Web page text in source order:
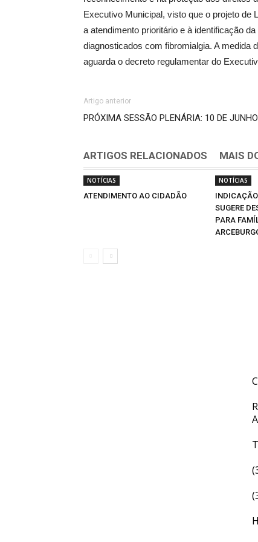
Executivo Municipal, visto que o projeto de
a atendimento prioritário e à identificação
diagnosticados com fibromialgia. A medida
aguarda o decreto regulamentar do
Artigo anterior
PRÓXIMA SESSÃO PLENÁRIA: 10 DE
ARTIGOS RELACIONADOS MAIS
NOTÍCIAS
ATENDIMENTO AO CIDADÃO
NOTÍCIAS
INDICAÇÃO
SUGERE
PARA